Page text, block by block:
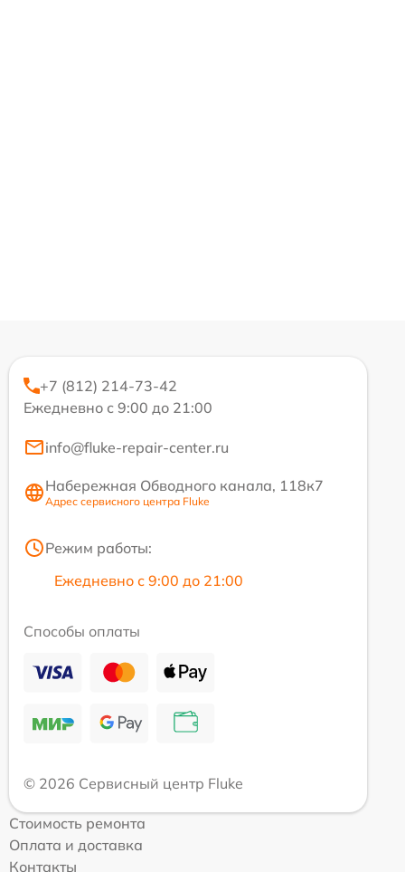
+7 (812) 214-73-42
Ежедневно с 9:00 до 21:00
info@fluke-repair-center.ru
Набережная Обводного канала, 118к7
Адрес сервисного центра Fluke
Режим работы:
Ежедневно с 9:00 до 21:00
Способы оплаты
© 2026 Сервисный центр Fluke
Стоимость ремонта
Оплата и доставка
Контакты